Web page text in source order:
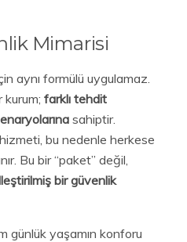
Mimarisi
aynı formülü uygulamaz.
kurum; farklı tehdit
sahiptir.
bu nedenle herkese
Bu bir “paket” değil,
bir güvenlik
günlük yaşamın konforu